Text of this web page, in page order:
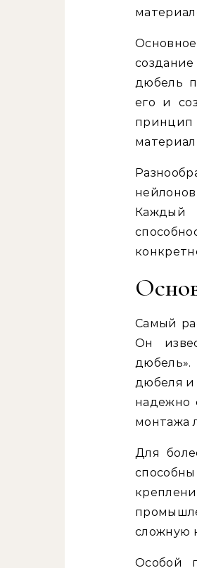
дюбель
его и
принцип
Каждый
Самый
Он
дюбеля и
надежно
монтажа
Для
сложную
Особой